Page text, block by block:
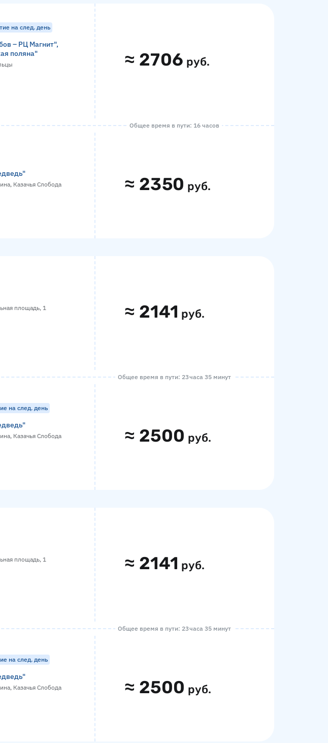
на след. день
– РЦ Магнит",
поляна"
≈ 2706 руб.
Общее время в пути: 16 часов
Казачья Слобода ≈ 2350 руб.
площадь, 1 ≈ 2141 руб.
Общее время в пути: 23 часа 35 минут
на след. день
Казачья Слобода ≈ 2500 руб.
площадь, 1 ≈ 2141 руб.
Общее время в пути: 23 часа 35 минут
на след. день
Казачья Слобода ≈ 2500 руб.